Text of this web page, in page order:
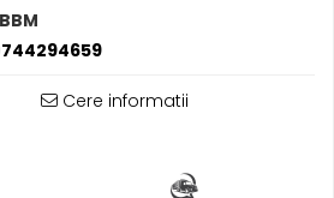
Cere informatii